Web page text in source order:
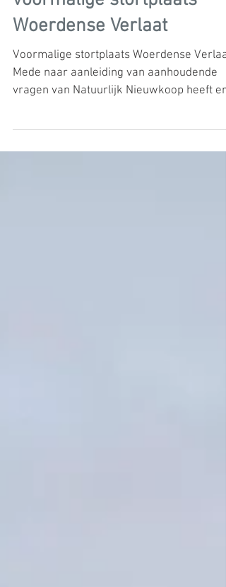
Aandacht voor zorgen
voormalige stortplaats
Woerdense Verlaat
Voormalige stortplaats Woerdense Verlaat
vragen van Natuurlijk Nieuwkoop heeft er